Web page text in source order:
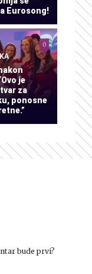
Eurosong!
je
za
ponosne
0
bude prvi?